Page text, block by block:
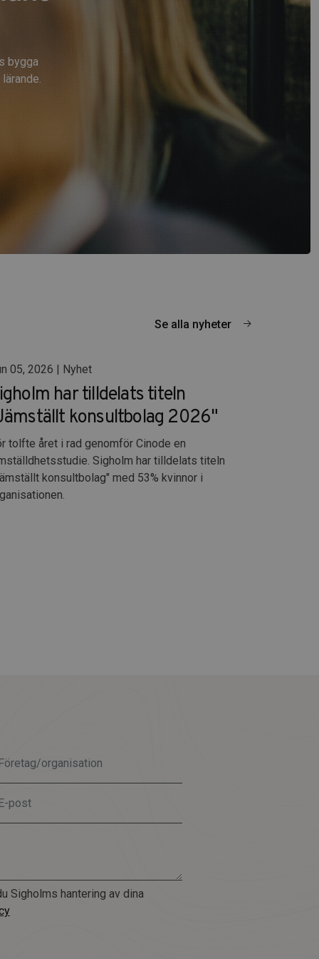
bygga
Se alla nyheter
05, 2026 | Nyhet
har tilldelats titeln
konsultbolag 2026"
tolfte året i rad genomför Cinode en
Sigholm har tilldelats titeln
konsultbolag" med 53% kvinnor i
Sigholms hantering av dina